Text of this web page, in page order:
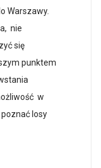
Warszawy.
nie
się
punktem
w
losy